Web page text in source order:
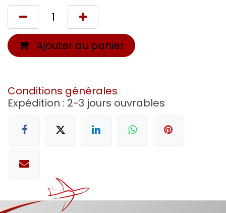
Ajouter au panier
Conditions générales
Expédition : 2-3 jours ouvrables